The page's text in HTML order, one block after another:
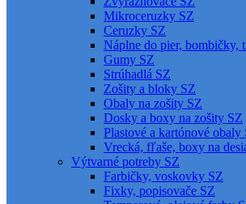
Mikroceruzky SZ
Ceruzky SZ
Náplne do pier, bombičky,
Gumy SZ
Strúhadlá SZ
Zošity a bloky SZ
Obaly na zošity SZ
Dosky a boxy na zošity SZ
Plastové a kartónové obaly
Vrecká, fľaše, boxy na
Výtvarné potreby SZ
Farbičky, voskovky SZ
Fixky, popisovače SZ